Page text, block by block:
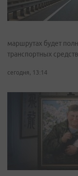
маршрутах будет
транспортных
сегодня, 13:14